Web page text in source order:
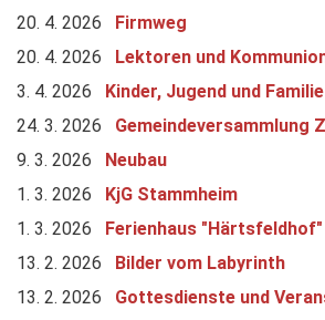
20. 4. 2026 Firmweg
20. 4. 2026 Lektoren und
3. 4. 2026 Kinder, Jugend und Familie
24. 3. 2026 Gemeindeversammlung
9. 3. 2026 Neubau
1. 3. 2026 KjG Stammheim
1. 3. 2026 Ferienhaus "Härtsfeldhof"
13. 2. 2026 Bilder vom Labyrinth
13. 2. 2026 Gottesdienste und